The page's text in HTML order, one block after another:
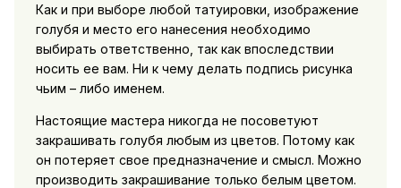
Как и при выборе любой татуировки, изображение
голубя и место его нанесения необходимо
выбирать ответственно, так как впоследствии
носить ее вам. Ни к чему делать подпись рисунка
чьим – либо именем.
Настоящие мастера никогда не посоветуют
закрашивать голубя любым из цветов. Потому как
он потеряет свое предназначение и смысл. Можно
производить закрашивание только белым цветом.